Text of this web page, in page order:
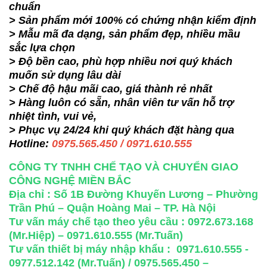
chuẩn
> Sản phẩm mới 100% có chứng nhận kiểm định
> Mẫu mã đa dạng, sản phẩm đẹp, nhiều mầu
sắc lựa chọn
> Độ bền cao, phù hợp nhiều nơi quý khách
muốn sử dụng lâu dài
> Chế độ hậu mãi cao, giá thành rẻ nhất
> Hàng luôn có sẵn, nhân viên tư vấn hỗ trợ
nhiệt tình, vui vẻ,
> Phục vụ 24/24 khi quý khách đặt hàng qua
Hotline: 0975.565.450 / 0971.610.555
CÔNG TY TNHH CHẾ TẠO VÀ CHUYỂN GIAO
CÔNG NGHỆ MIỀN BẮC
Địa chỉ : Số 1B Đường Khuyến Lương – Phường
Trần Phú – Quận Hoàng Mai – TP. Hà Nội
Tư vấn máy chế tạo theo yêu cầu : 0972.673.168
(Mr.Hiệp) – 0971.610.555 (Mr.Tuấn)
Tư vấn thiết bị máy nhập khẩu : 0971.610.555 -
0977.512.142 (Mr.Tuấn) / 0975.565.450 –